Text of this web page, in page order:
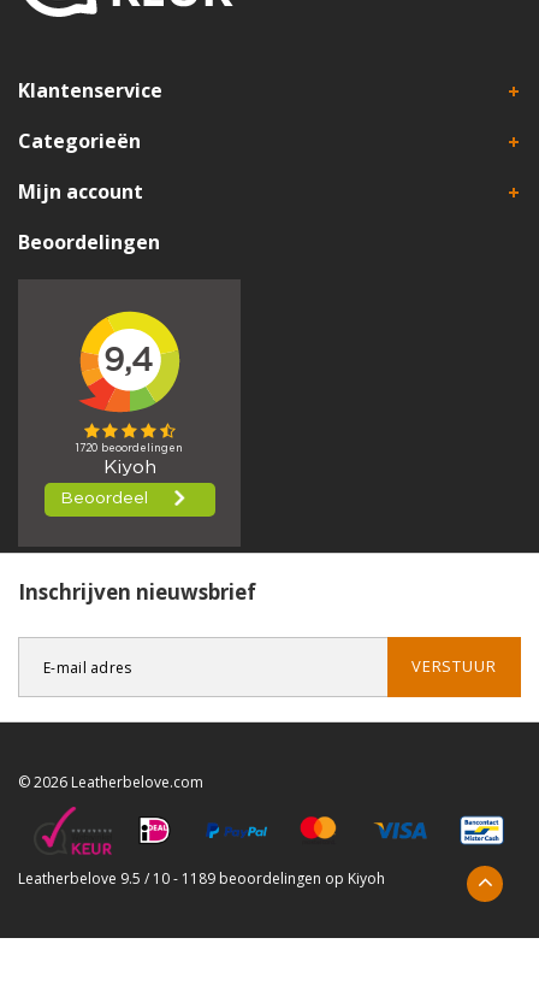
Klantenservice
Categorieën
Mijn account
Beoordelingen
Inschrijven nieuwsbrief
VERSTUUR
© 2026 Leatherbelove.com
Leatherbelove 9.5 / 10- 1189 beoordelingen op Kiyoh